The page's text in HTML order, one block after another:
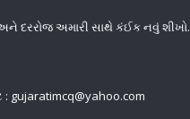
અને દરરોજ અમારી સાથે કંઈક નવું શીખો.
gujaratimcq@yahoo.com